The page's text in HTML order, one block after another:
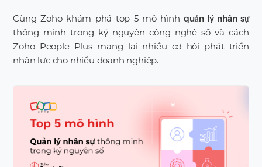
Cùng Zoho khám phá top 5 mô hìnhquản lý nhân sự
thông minh trong kỷ nguyên công nghệ số và cách
Zoho People Plus mang lại nhiều cơ hội phát triển
nhân lực cho nhiều doanh nghiệp.